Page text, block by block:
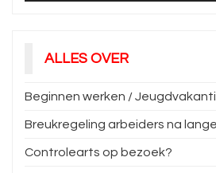
ALLES OVER
Beginnen werken /
Breukregeling arbeiders na
Controlearts op bezoek?